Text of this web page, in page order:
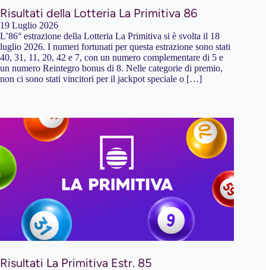
Risultati della Lotteria La Primitiva 86
19 Luglio 2026
L’86° estrazione della Lotteria La Primitiva si è svolta il 18
luglio 2026. I numeri fortunati per questa estrazione sono stati
40, 31, 11, 20, 42 e 7, con un numero complementare di 5 e
un numero Reintegro bonus di 8. Nelle categorie di premio,
non ci sono stati vincitori per il jackpot speciale o […]
Risultati La Primitiva Estr. 85